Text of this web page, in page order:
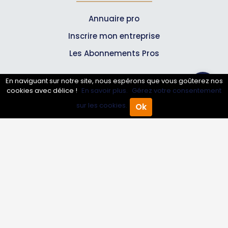
Annuaire Pro Agenda
Annuaire pro
Inscrire mon entreprise
Les Abonnements Pros
Infos
Mentions légales et CGV
En naviguant sur notre site, nous espérons que vous goûterez nos
cookies avec délice ! En savoir plus. Gérez votre consentement
sur les cookies.
Ok